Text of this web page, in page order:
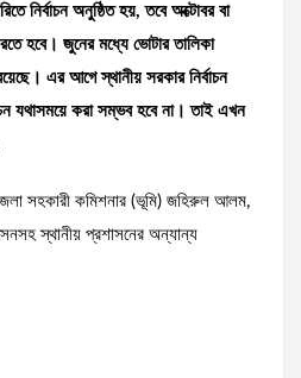
নির্বাচন অনুষ্ঠিত হয়, তবে অক্টোবর বা
হবে। জুনের মধ্যে ভোটার তালিকা
এর আগে স্থানীয় সরকার নির্বাচন
যথাসময়ে করা সম্ভব হবে না। তাই এখন
সহকারী কমিশনার (ভূমি) জহিরুল আলম,
স্থানীয় প্রশাসনের অন্যান্য